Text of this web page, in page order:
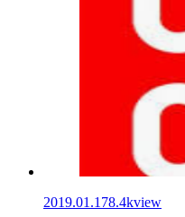
2019.01.178.4kview